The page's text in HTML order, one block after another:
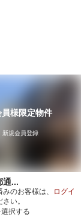
様限定物件
新規会員登録
通...
のお客様は、
ログイ
い。
択する